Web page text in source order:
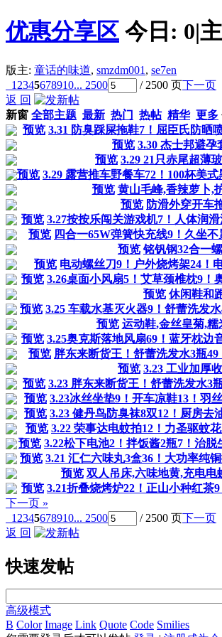
优惠分享区 今日: 0|
版主: 童话的味道, smzdm001 , se7en
1 2345678910... 2500 / 2500 页下一页
返 回
新窗 全部主题 最新 热门 热帖 精华 更多
预览 3.31 防臭踩屎拖鞋7！屈臣氏防晒
预览 3.30 杰士邦避孕
预览 3.29 21只赤尾超薄
预览 3.29 露营推车野餐车72！100杯美
预览 黄山毛峰,香辣萝卜,
预览 防滑外穿开车
预览 3.27按按乐闯关游戏机7！人体润
预览 四合一65W弹簧快充线9！久坐
预览 铭钒钢32合一
预览 电动螺丝刀9！户外烧烤架24！
预览 3.26桌面小风扇5！艾草颈椎枕9！
预览 休闲鞋和
预览 3.25 车载水基灭火器9！舒蕾洗发
预览 运动鞋,金丝皇菊,
预览 3.25奥克斯落地风扇69！蓝牙枕边
预览 胖东来断货王！舒蕾洗发水3瓶
预览 3.23 工业加厚
预览 3.23 胖东来断货王！舒蕾洗发水3
预览 3.23冰丝坐垫9！开车凉鞋13！羽
预览 3.23 健丹鸟防臭袜8双12！厨房去
预览 3.22 荣事达电蚊拍12！力圣驱蚊
预览 3.22松下电池2！拌饭酱2瓶7！治
预览 3.21 汇仁六味丸3盒36！大功率纯
预览 双人吊床,六味地黄,充电电
预览 3.21折叠烧烤炉22！正山小种红茶
下一页 »
1 2345678910... 2500 / 2500 页下一页
返 回
快速发帖
高级模式
B Color Image Link Quote Code Smilies